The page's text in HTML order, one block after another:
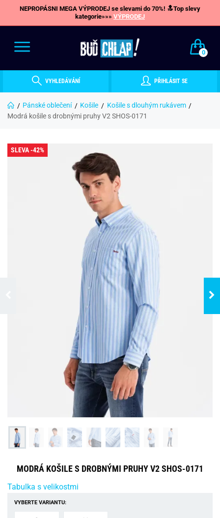
NEPROPÁSNI MEGA VÝPRODEJ se slevami do 70%! 🔝Top slevy
kategorie»»» VÝPRODEJ
0
VYHLEDÁVÁNÍ PŘIHLÁSIT SE
Pánské oblečení Košile
Košile s dlouhým rukávem
Modrá košile s drobnými pruhy V2 SHOS-0171
SLEVA -42%
MODRÁ KOŠILE S DROBNÝMI PRUHY V2 SHOS-0171
Tabulka s velikostmi
VYBERTE VARIANTU: